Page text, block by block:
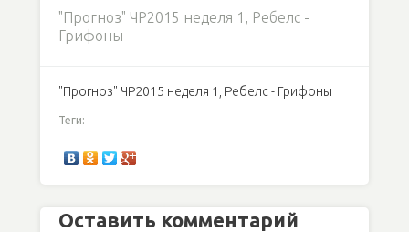
"Прогноз" ЧР2015 неделя 1, Ребелс -
Грифоны
"Прогноз" ЧР2015 неделя 1, Ребелс - Грифоны
Теги:
Оставить комментарий